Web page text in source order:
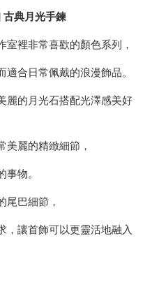
古典月光手鍊
裡非常喜歡的顏色系列，
合日常佩戴的浪漫飾品。
麗的月光石搭配光澤感美好
美麗的精緻細節，
物。
尾巴細節，
，讓首飾可以更靈活地融入